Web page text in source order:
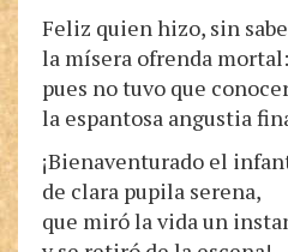
Feliz quien hizo, sin
la mísera ofrenda mortal:
pues no tuvo que
la espantosa angustia
¡Bienaventurado el
de clara pupila serena,
que miró la vida un